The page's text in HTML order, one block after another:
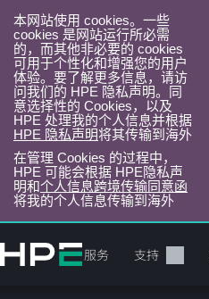
本网站使用 cookies。一些
cookies 是网站运行所必需
的，而其他非必要的 cookies
可用于个性化和增强您的用户
体验。要了解更多信息，请访
问我们的 HPE 隐私声明。同
意选择性的 Cookies，以及
HPE 处理我的个人信息并根据
HPE 隐私声明将其传输到海外
在管理 Cookies 的过程中，
HPE 可能会根据 HPE隐私声
明和个人信息跨境传输同意函
将我的个人信息传输到海外
转
到
产品 服务 支持